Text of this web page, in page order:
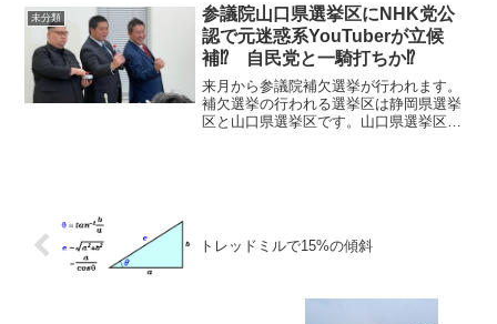
未分類
参議院山口県選挙区にNHK党公
認で元迷惑系YouTuberが立候
補⁉ 自民党と一騎打ちか⁉
来月から参議院補欠選挙が行われます。
補欠選挙の行われる選挙区は静岡県選挙
区と山口県選挙区です。山口県選挙区の
トレッドミルで15%の傾斜